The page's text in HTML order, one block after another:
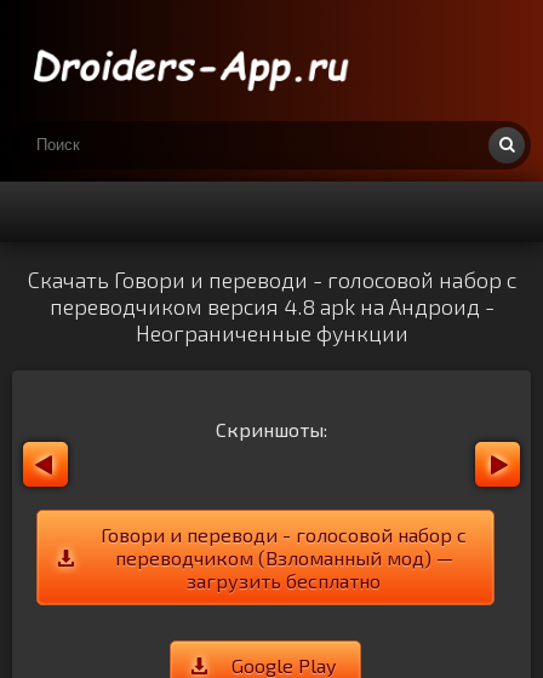
Скачать Говори и переводи - голосовой набор с
переводчиком версия 4.8 apk на Андроид -
Неограниченные функции
Скриншоты:
Говори и переводи - голосовой набор с
переводчиком (Взломанный мод) —
загрузить бесплатно
Google Play